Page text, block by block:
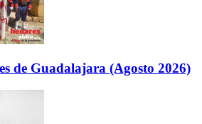
de Guadalajara (Agosto 2026)